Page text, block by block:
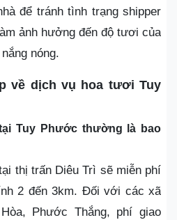
để tránh tình trạng shipper
ảnh hưởng đến độ tươi của
nóng.
về dịch vụ hoa tươi Tuy
Tuy Phước thường là bao
thị trấn Diêu Trì sẽ miễn phí
2 đến 3km. Đối với các xã
Phước Thắng, phí giao